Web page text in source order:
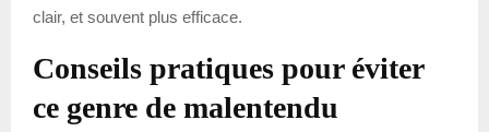
clair, et souvent plus efficace.
Conseils pratiques pour éviter
ce genre de malentendu